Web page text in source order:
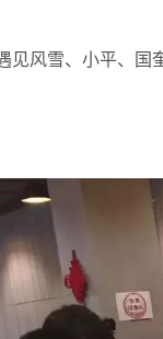
见风雪、小平、国